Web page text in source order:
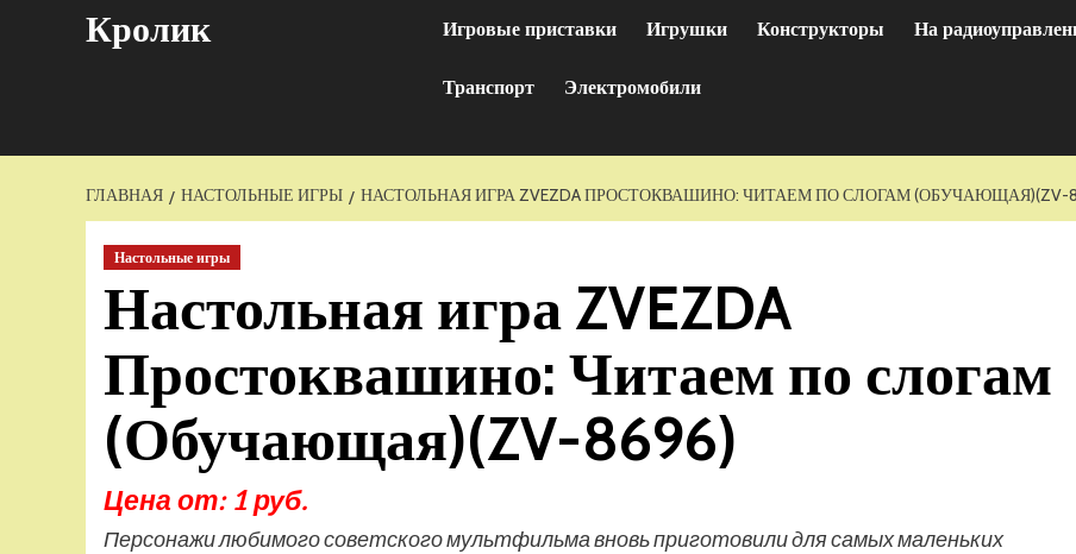
Кролик Игровые приставки Игрушки Конструкторы На
Транспорт Электромобили
ГЛАВНАЯ НАСТОЛЬНЫЕ ИГРЫ НАСТОЛЬНАЯ ИГРА ZVEZDA ПРОСТОКВАШИНО: ЧИТАЕМ ПО СЛОГАМ (ОБУЧАЮЩАЯ)(ZV-
Настольные игры
Настольная игра ZVEZDA
Простоквашино: Читаем по слогам
(Обучающая)(ZV-8696)
Цена от: 1 руб.
Персонажи любимого советского мультфильма вновь приготовили для самых маленьких